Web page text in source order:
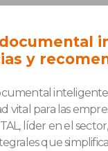
y
vital para las
líder en el
que